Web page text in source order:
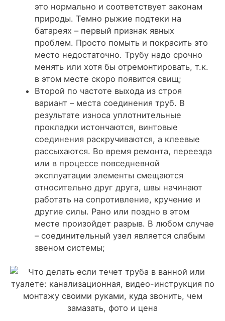
это нормально и соответствует законам
природы. Темно рыжие подтеки на
батареях – первый признак явных
проблем. Просто помыть и покрасить это
место недостаточно. Трубу надо срочно
менять или хотя бы отремонтировать, т.к.
в этом месте скоро появится свищ;
Второй по частоте выхода из строя
вариант – места соединения труб. В
результате износа уплотнительные
прокладки истончаются, винтовые
соединения раскручиваются, а клеевые
рассыхаются. Во время ремонта, переезда
или в процессе повседневной
эксплуатации элементы смещаются
относительно друг друга, швы начинают
работать на сопротивление, кручение и
другие силы. Рано или поздно в этом
месте произойдет разрыв. В любом случае
– соединительный узел является слабым
звеном системы;